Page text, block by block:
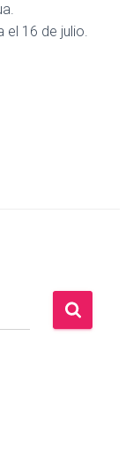
el 16 de julio.